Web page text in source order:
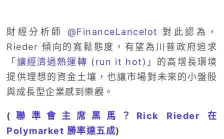
財經分析師 @FinanceLancelot 對此認為，
Rieder 傾向的寬鬆態度，有望為川普政府追求
「讓經濟過熱運轉 (run it hot) 」的高增長環境
提供理想的資金土壤，也讓市場對未來的小盤股
與成長型企業感到樂觀。
( 聯準會主席黑馬？Rick Rieder 在
Polymarket 勝率達五成)